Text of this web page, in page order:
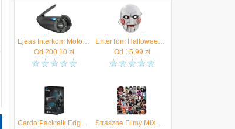
Ejeas Interkom Motocyklowy (Q8)
Od 200,10 zł
EnterTom Halloweenowa Maska Papierowa Jigsaw Z Filmu Piła Straszny Dodatek Do Zdjęć I Fotobudki
Od 15,99 zł
Cardo Packtalk Edge Duo
Straszne Filmy MIX Horror Naklejki Wlepki Ozdobne Wodoodporne 50 szt 1778485550